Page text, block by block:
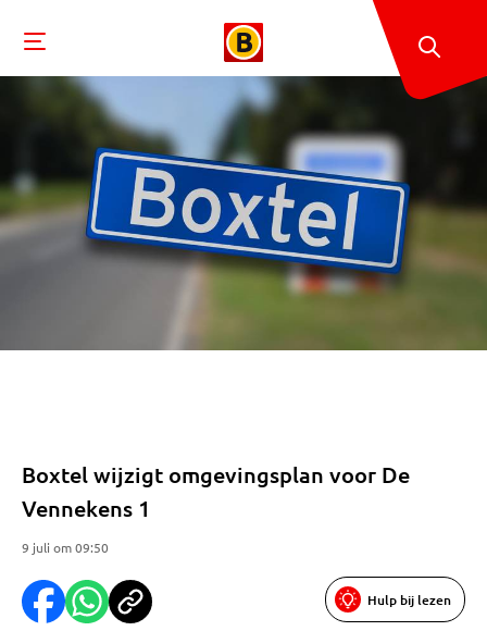
Boxtel wijzigt omgevingsplan voor De
Vennekens 1
9 juli om 09:50
Hulp bij lezen